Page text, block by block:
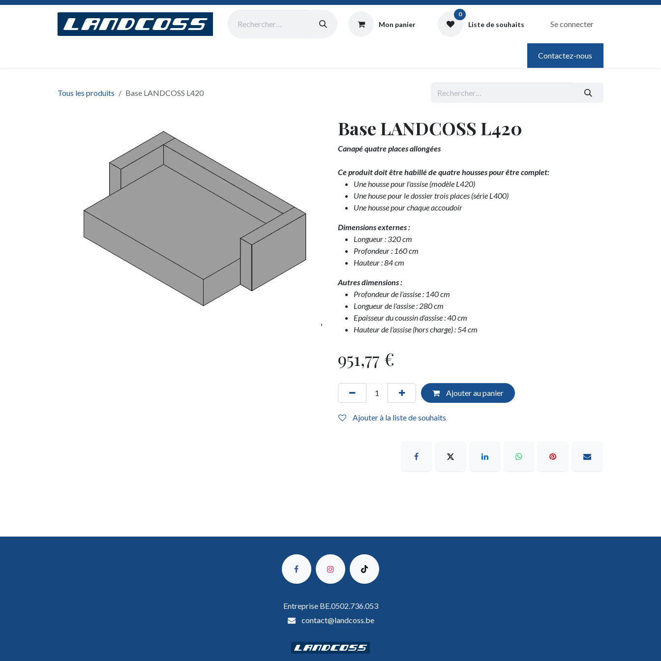
Se rendre au contenu
Mon panier
0
Liste de souhaits Se connecter
Contactez-nous
Tous les produits Base LANDCOSS L420
Base LANDCOSS L420
Canapé quatre places allongées
Ce produit doit être habillé de quatre housses pour être complet:
Une housse pour l'assise (modèle L420)
Une house pour le dossier trois places (série L400)
Une housse pour chaque accoudoir
Dimensions externes :
Longueur : 320 cm
Profondeur : 160 cm
Hauteur : 84 cm
Autres dimensions :
Profondeur de l'assise : 140 cm
Longueur de l'assise : 280 cm
Epaisseur du coussin d'assise : 40 cm
Hauteur de l'assise (hors charge) : 54 cm
951,77 €
Ajouter au panier
Ajouter à la liste de souhaits
Entreprise BE.0502.736.053
contact@landcoss.be